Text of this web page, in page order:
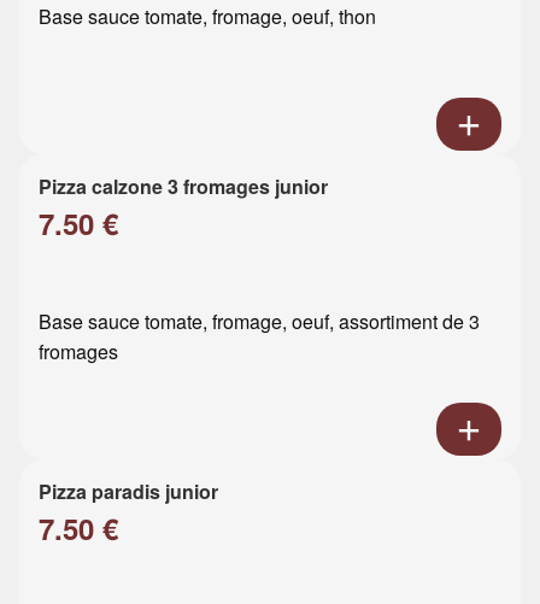
Base sauce tomate, fromage, oeuf, thon
Pizza calzone 3 fromages junior
7.50 €
Base sauce tomate, fromage, oeuf, assortiment de 3
fromages
Pizza paradis junior
7.50 €